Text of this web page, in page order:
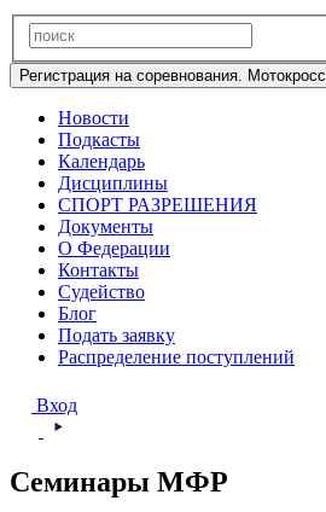
Регистрация на соревнования. Мотокросс
Новости
Подкасты
Календарь
Дисциплины
СПОРТ РАЗРЕШЕНИЯ
Документы
О Федерации
Контакты
Судейство
Блог
Подать заявку
Распределение поступлений
Вход
Семинары МФР